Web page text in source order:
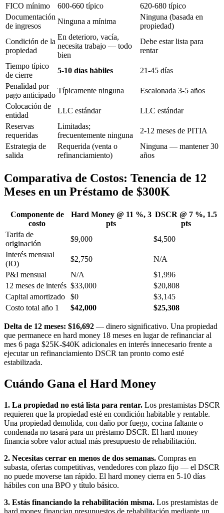
FICO mínimo 600-660 típico
620-680 típico
Documentación
de ingresos
Ninguna a mínima
Ninguna (basada en
propiedad)
Condición de la
propiedad
En deterioro, vacía,
necesita trabajo — todo
bien
Debe estar lista para
rentar
Tiempo típico
de cierre
5-10 días hábiles
21-45 días
Penalidad por
pago anticipado
Típicamente ninguna
Escalonada 3-5 años
Colocación de
entidad
LLC estándar
LLC estándar
Reservas
requeridas
Limitadas;
frecuentemente ninguna
2-12 meses de PITIA
Estrategia de
salida
Requerida (venta o
refinanciamiento)
Ninguna — mantener 30
años
Comparativa de Costos: Tenencia de 12
Meses en un Préstamo de $300K
Componente de
costo
Hard Money @ 11 %, 3
pts
DSCR @ 7 %, 1.5
pts
Tarifa de
originación
$9,000
$4,500
Interés mensual
(IO)
$2,750
N/A
P&I mensual
N/A
$1,996
12 meses de interés $33,000
$20,808
Capital amortizado
$0
$3,145
Costo total año 1
$42,000 $25,308
Delta de 12 meses: $16,692 — dinero significativo. Una propiedad
que permanece en hard money 18 meses en lugar de refinanciar al
mes 6 paga $25K-$40K adicionales en interés innecesario frente a
ejecutar un refinanciamiento DSCR tan pronto como esté
estabilizada.
Cuándo Gana el Hard Money
1. La propiedad no está lista para rentar. Los prestamistas DSCR
requieren que la propiedad esté en condición habitable y rentable.
Una propiedad demolida, con daño por fuego, cocina faltante o
condenada no tasará para un préstamo DSCR. El hard money
financia sobre valor actual más presupuesto de rehabilitación.
2. Necesitas cerrar en menos de dos semanas. Compras en
subasta, ofertas competitivas, vendedores con plazo fijo — el DSCR
no puede moverse tan rápido. El hard money cierra en 5-10 días
hábiles con una BPO y título básico.
3. Estás financiando la rehabilitación misma. Los prestamistas de
hard money financian presupuestos de rehabilitación mediante un